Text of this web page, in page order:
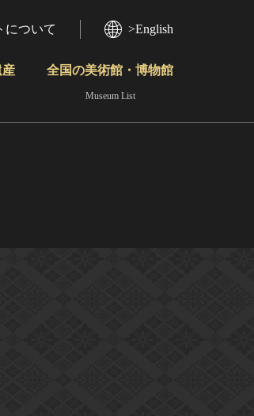
について >English
産 全国の美術館・博物館
Museum List